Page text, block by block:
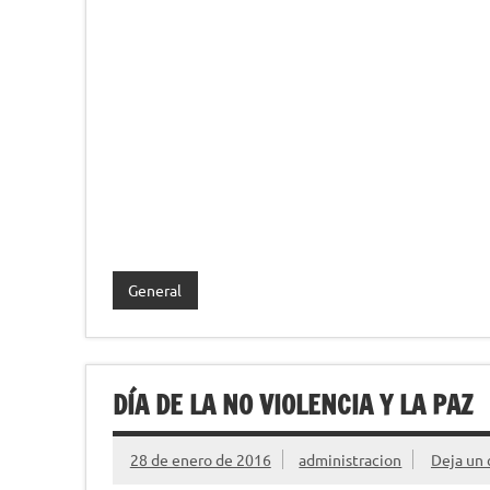
General
DÍA DE LA NO VIOLENCIA Y LA PAZ
28 de enero de 2016 administracion Deja un